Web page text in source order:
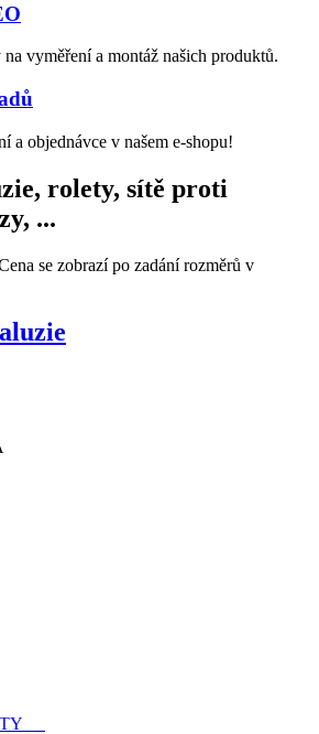
vyměření a montáž našich produktů.
a objednávce v našem e-shopu!
rolety, sítě proti
...
se zobrazí po zadání rozměrů v